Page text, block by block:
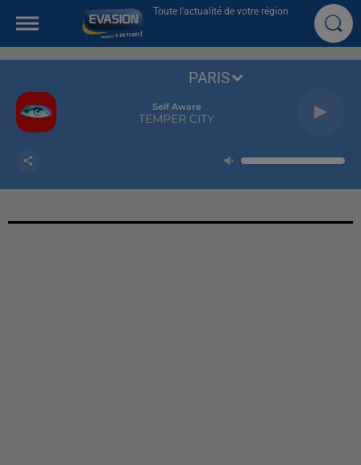
Toute l'actualité de votre région
Self Aware
TEMPER CITY
PARIS